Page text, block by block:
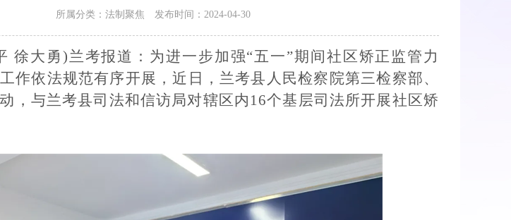
所属分类： 法制聚焦 发布时间： 2024-04-30
徐大勇)兰考报道 ： 为进一步加强“五一”期间社区矫正监管力
作依法规范有序开展，近日，兰考县人民检察院第三检察部、
，与兰考县司法和信访局对辖区内16个基层司法所开展社区矫